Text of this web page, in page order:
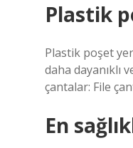
Plastik
Plastik poşet
daha dayanıklı
çantalar: File
En